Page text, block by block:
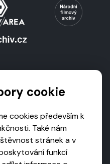
cookie
cookies především k
Také nám
stránek a v
funkcí